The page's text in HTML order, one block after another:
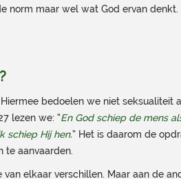
norm maar wel wat God ervan
bedoelen we niet seksualiteit
lezen we: “En God schiep de mens
schiep Hij hen.” Het is daarom de
te aanvaarden.
van elkaar verschillen. Maar aan de